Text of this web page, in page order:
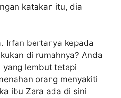
katakan itu, dia
Irfan bertanya kepada
di rumahnya? Anda
yang lembut tetapi
orang menyakiti
ibu Zara ada di sini